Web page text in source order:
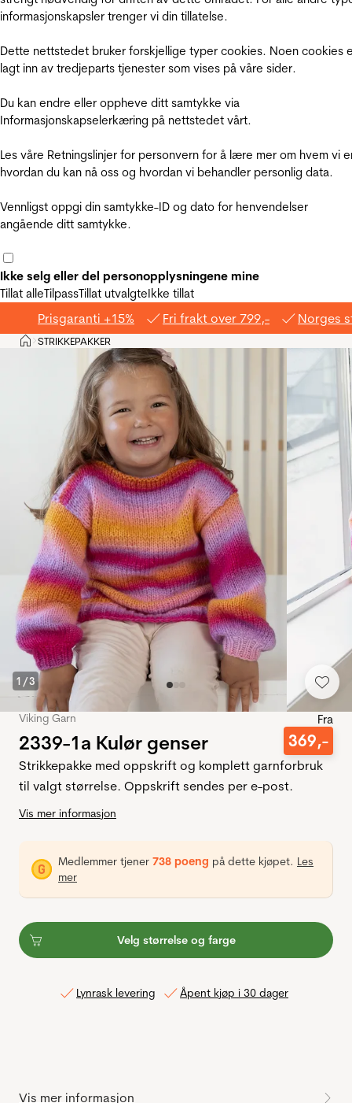
informasjonskapsler trenger vi din tillatelse.
Dette nettstedet bruker forskjellige typer cookies. Noen cookies
lagt inn av tredjeparts tjenester som vises på våre sider.
Du kan endre eller oppheve ditt samtykke via
Informasjonskapselerkæring på nettstedet vårt.
Les våre Retningslinjer for personvern for å lære mer om hvem vi
hvordan du kan nå oss og hvordan vi behandler personlig data.
Vennligst oppgi din samtykke-ID og dato for henvendelser
angående ditt samtykke.
Ikke selg eller del personopplysningene mine
Tillat alleTilpassTillat utvalgteIkke tillat
Prisgaranti +15% Fri frakt over 799,- Norges
Hjem
>STRIKKEPAKKER
1 /3
Viking Garn
2339-1a Kulør genser
Fra
369,-
Strikkepakke med oppskrift og komplett garnforbruk
til valgt størrelse. Oppskrift sendes per e-post.
Vis mer informasjon
Medlemmer tjener 738 poeng på dette kjøpet. Les
mer
Velg størrelse og farge
Lynrask levering Åpent kjøp i 30 dager
Vis mer informasjon